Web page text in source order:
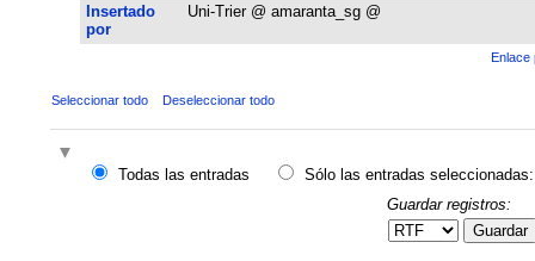
Insertado
por
Uni-Trier @ amaranta_sg @
Enlace
Seleccionar todo Deseleccionar todo
Todas las entradas
Sólo las entradas seleccionadas:
Guardar registros:
Guardar